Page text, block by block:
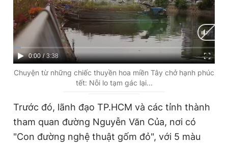
Giấy phép xuất bản số 110/GP - BTTTT cấp ngày 24.3.2020
© 2003-2026 Bản quyền thuộc về Báo Thanh Niên. Cấm sao
chép dưới mọi hình thức nếu không có sự chấp thuận bằng văn
bản. Phát triển bởi ePi Technologies, JSC.
C
u
0:00 / D
u
3:38
Chuyện từ những chiếc thuyền hoa miền Tây chở hạnh phúc
tết: Nỗi lo tạm gác lại...
Trước đó, lãnh đạo TP.HCM và các tỉnh thành
tham quan đường Nguyễn Văn Của, nơi có
"Con đường nghệ thuật gốm đỏ", với 5 màu